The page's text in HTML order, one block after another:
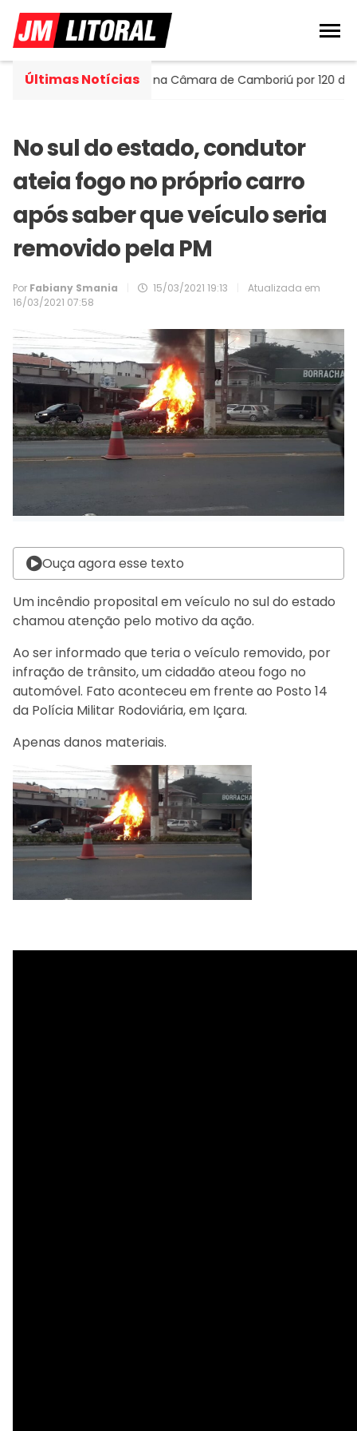
Últimas Notícias
assume cadeira na Câmara de Camboriú por 120 dias
No sul do estado, condutor
ateia fogo no próprio carro
após saber que veículo seria
removido pela PM
Por Fabiany Smania 15/03/2021 19:13
Atualizada em
16/03/2021 07:58
Ouça agora esse texto
Um incêndio proposital em veículo no sul do estado
chamou atenção pelo motivo da ação.
Ao ser informado que teria o veículo removido, por
infração de trânsito, um cidadão ateou fogo no
automóvel. Fato aconteceu em frente ao Posto 14
da Polícia Militar Rodoviária, em Içara.
Apenas danos materiais.